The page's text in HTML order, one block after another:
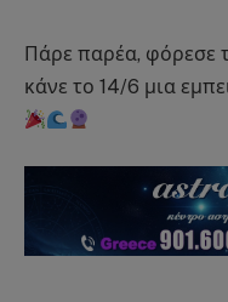
Πάρε παρέα, φόρεσε
κάνε το 14/6 μια